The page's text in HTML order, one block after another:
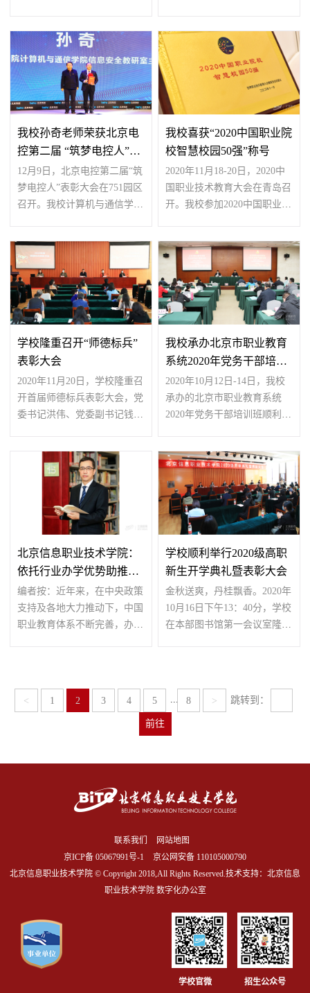
我校孙奇老师荣获北京电
控第二届 “筑梦电控人”荣
誉称号
12月9日，北京电控第二届“筑
梦电控人”表彰大会在751园区
召开。我校计算机与通信学院
我校喜获“2020中国职业院
校智慧校园50强”称号
2020年11月18-20日，2020中
国职业技术教育大会在青岛召
开。我校参加2020中国职业技
学校隆重召开“师德标兵”
表彰大会
2020年11月20日，学校隆重召
开首届师德标兵表彰大会，党
委书记洪伟、党委副书记钱玉
我校承办北京市职业教育
系统2020年党务干部培训
班
2020年10月12日-14日，我校
承办的北京市职业教育系统
2020年党务干部培训班顺利举
北京信息职业技术学院：
依托行业办学优势助推学
校高质量、有...
编者按：近年来，在中央政策
支持及各地大力推动下，中国
职业教育体系不断完善，办学
学校顺利举行2020级高职
新生开学典礼暨表彰大会
金秋送爽，丹桂飘香。2020年
10月16日下午13：40分，学校
在本部图书馆第一会议室隆重
< 1 2 3 4 5 ... 8 > 跳转到：
前往
联系我们
网站地图
京ICP备 05067991号-1
京公网安备 110105000790
北京信息职业技术学院 © Copyright 2018,All Rights Reserved.技术支持：北京信息
职业技术学院 数字化办公室
招生公众号
学校官微